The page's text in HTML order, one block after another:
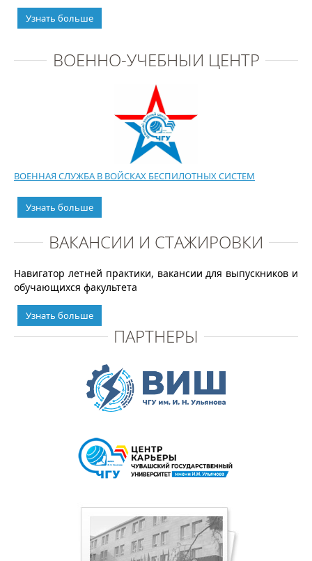
Узнать больше
ВОЕННО-УЧЕБНЫЙ ЦЕНТР
ВОЕННАЯ СЛУЖБА В ВОЙСКАХ БЕСПИЛОТНЫХ СИСТЕМ
Узнать больше
ВАКАНСИИ И СТАЖИРОВКИ
Навигатор летней практики, вакансии для выпускников и
обучающихся факультета
Узнать больше
ПАРТНЕРЫ